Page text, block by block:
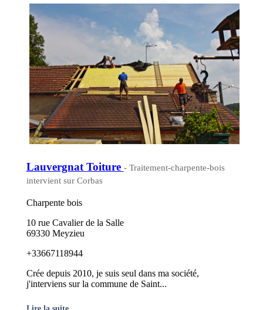
Lauvergnat Toiture - Traitement-charpente-bois
intervient sur Corbas
Charpente bois
10 rue Cavalier de la Salle
69330 Meyzieu
+33667118944
Crée depuis 2010, je suis seul dans ma société,
j'interviens sur la commune de Saint...
Lire la suite